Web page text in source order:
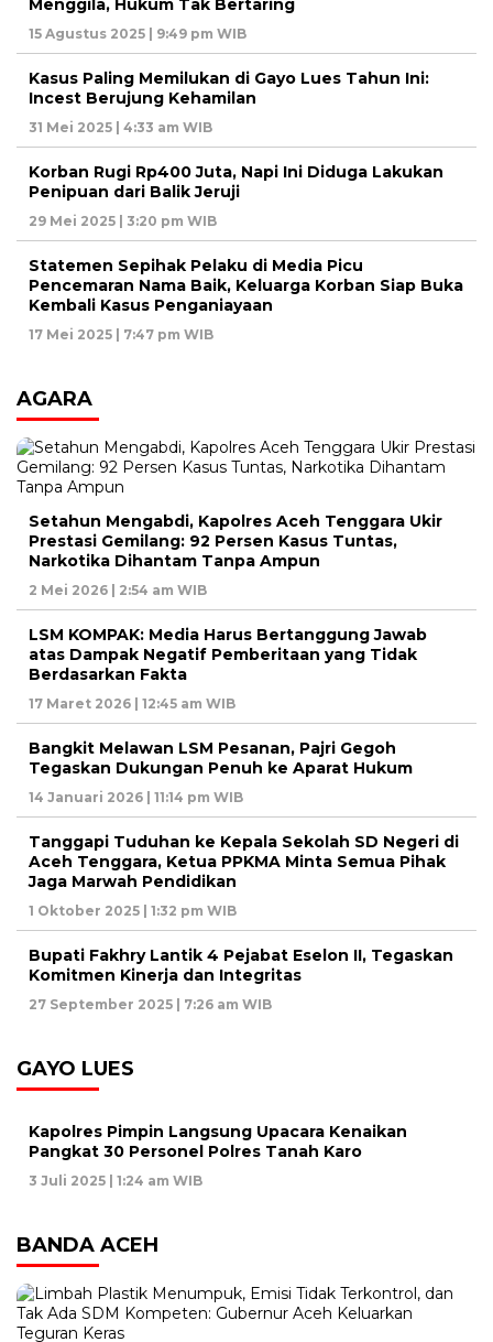
Menggila, Hukum Tak Bertaring
15 Agustus 2025 | 9:49 pm WIB
Kasus Paling Memilukan di Gayo Lues Tahun Ini:
Incest Berujung Kehamilan
31 Mei 2025 | 4:33 am WIB
Korban Rugi Rp400 Juta, Napi Ini Diduga Lakukan
Penipuan dari Balik Jeruji
29 Mei 2025 | 3:20 pm WIB
Statemen Sepihak Pelaku di Media Picu
Pencemaran Nama Baik, Keluarga Korban Siap Buka
Kembali Kasus Penganiayaan
17 Mei 2025 | 7:47 pm WIB
AGARA
Setahun Mengabdi, Kapolres Aceh Tenggara Ukir
Prestasi Gemilang: 92 Persen Kasus Tuntas,
Narkotika Dihantam Tanpa Ampun
2 Mei 2026 | 2:54 am WIB
LSM KOMPAK: Media Harus Bertanggung Jawab
atas Dampak Negatif Pemberitaan yang Tidak
Berdasarkan Fakta
17 Maret 2026 | 12:45 am WIB
Bangkit Melawan LSM Pesanan, Pajri Gegoh
Tegaskan Dukungan Penuh ke Aparat Hukum
14 Januari 2026 | 11:14 pm WIB
Tanggapi Tuduhan ke Kepala Sekolah SD Negeri di
Aceh Tenggara, Ketua PPKMA Minta Semua Pihak
Jaga Marwah Pendidikan
1 Oktober 2025 | 1:32 pm WIB
Bupati Fakhry Lantik 4 Pejabat Eselon II, Tegaskan
Komitmen Kinerja dan Integritas
27 September 2025 | 7:26 am WIB
GAYO LUES
Kapolres Pimpin Langsung Upacara Kenaikan
Pangkat 30 Personel Polres Tanah Karo
3 Juli 2025 | 1:24 am WIB
BANDA ACEH